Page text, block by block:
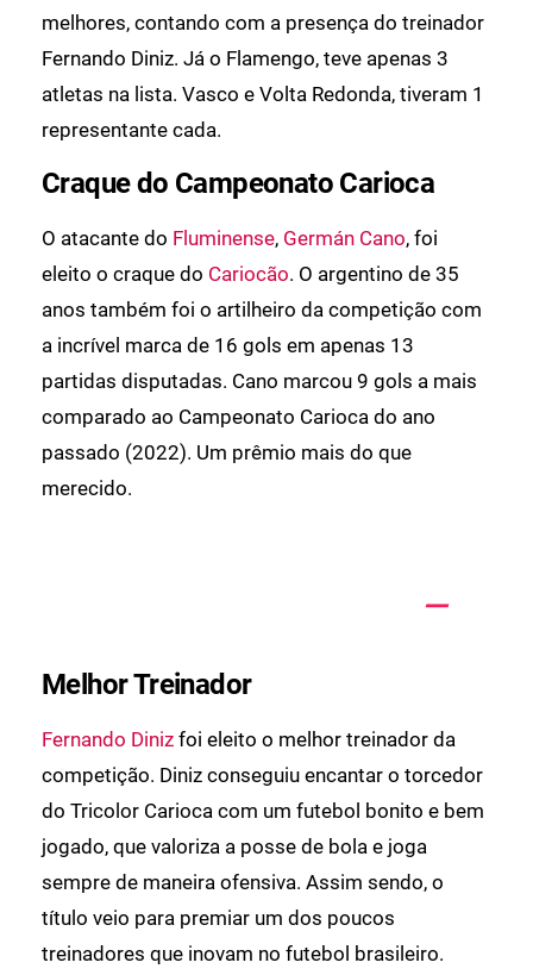
melhores, contando com a presença do treinador
Fernando Diniz. Já o Flamengo, teve apenas 3
atletas na lista. Vasco e Volta Redonda, tiveram 1
representante cada.
Craque do Campeonato Carioca
O atacante do Fluminense, Germán Cano, foi
eleito o craque do Cariocão. O argentino de 35
anos também foi o artilheiro da competição com
a incrível marca de 16 gols em apenas 13
partidas disputadas. Cano marcou 9 gols a mais
comparado ao Campeonato Carioca do ano
passado (2022). Um prêmio mais do que
merecido.
Melhor Treinador
Fernando Diniz foi eleito o melhor treinador da
competição. Diniz conseguiu encantar o torcedor
do Tricolor Carioca com um futebol bonito e bem
jogado, que valoriza a posse de bola e joga
sempre de maneira ofensiva. Assim sendo, o
título veio para premiar um dos poucos
treinadores que inovam no futebol brasileiro.